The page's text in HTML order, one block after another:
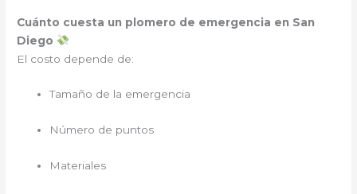
Cuánto cuesta un plomero de emergencia en San
Diego
El costo depende de:
Tamaño de la emergencia
Número de puntos
Materiales